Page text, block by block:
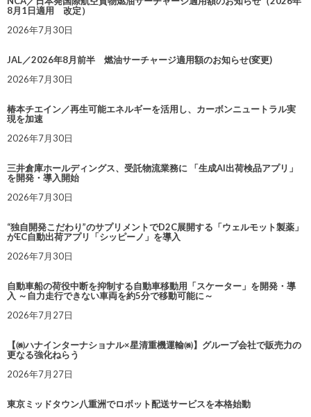
8月1日適用 改定）
2026年7月30日
JAL／2026年8月前半 燃油サーチャージ適用額のお知らせ(変更)
2026年7月30日
椿本チエイン／再生可能エネルギーを活用し、カーボンニュートラル実
現を加速
2026年7月30日
三井倉庫ホールディングス、受託物流業務に 「生成AI出荷検品アプリ」
を開発・導入開始
2026年7月30日
“独自開発こだわり”のサプリメントでD2C展開する「ウェルモット製薬」
がEC自動出荷アプリ「シッピーノ」を導入
2026年7月30日
自動車船の荷役中断を抑制する自動車移動用「スケーター」を開発・導
入 ～自力走行できない車両を約5分で移動可能に～
2026年7月27日
【㈱ハナインターナショナル×星清重機運輸㈱】グループ会社で販売力の
更なる強化ねらう
2026年7月27日
東京ミッドタウン八重洲でロボット配送サービスを本格始動